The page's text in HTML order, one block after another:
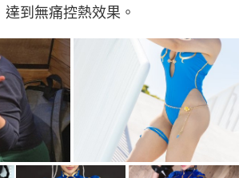
到無痛控熱效果。